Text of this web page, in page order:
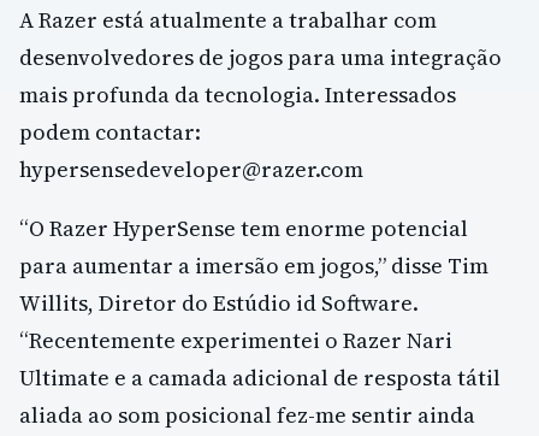
A Razer está atualmente a trabalhar com
desenvolvedores de jogos para uma integração
mais profunda da tecnologia. Interessados
podem contactar:
hypersensedeveloper@razer.com
“O Razer HyperSense tem enorme potencial
para aumentar a imersão em jogos,” disse Tim
Willits, Diretor do Estúdio id Software.
“Recentemente experimentei o Razer Nari
Ultimate e a camada adicional de resposta tátil
aliada ao som posicional fez-me sentir ainda